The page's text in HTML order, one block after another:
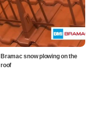
Bramac snow plowing on the
roof